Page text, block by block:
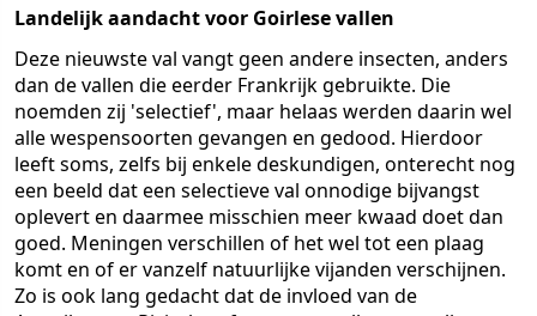
Landelijk aandacht voor Goirlese vallen
Deze nieuwste val vangt geen andere insecten, anders
dan de vallen die eerder Frankrijk gebruikte. Die
noemden zij 'selectief', maar helaas werden daarin wel
alle wespensoorten gevangen en gedood. Hierdoor
leeft soms, zelfs bij enkele deskundigen, onterecht nog
een beeld dat een selectieve val onnodige bijvangst
oplevert en daarmee misschien meer kwaad doet dan
goed. Meningen verschillen of het wel tot een plaag
komt en of er vanzelf natuurlijke vijanden verschijnen.
Zo is ook lang gedacht dat de invloed van de